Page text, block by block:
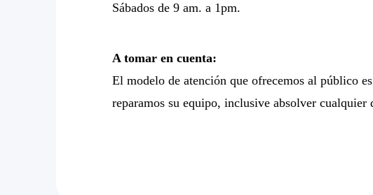
Sábados de 9 am. a 1pm.
A tomar en cuenta:
El modelo de atención que ofrecemos al público
reparamos su equipo, inclusive absolver